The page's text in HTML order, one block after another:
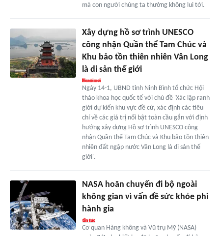
mà con người chúng ta thường không lui tới.
Xây dựng hồ sơ trình UNESCO
công nhận Quần thể Tam Chúc và
Khu bảo tồn thiên nhiên Vân Long
là di sản thế giới
Ngày 14-1, UBND tỉnh Ninh Bình tổ chức Hội
thảo khoa học quốc tế với chủ đề 'Xác lập ranh
giới dự kiến khu vực đề cử, xác định các tiêu
chí về các giá trị nổi bật toàn cầu gắn với định
hướng xây dựng Hồ sơ trình UNESCO công
nhận Quần thể Tam Chúc và Khu bảo tồn thiên
nhiên đất ngập nước Vân Long là di sản thế
giới'.
NASA hoãn chuyến đi bộ ngoài
không gian vì vấn đề sức khỏe phi
hành gia
Cơ quan Hàng không và Vũ trụ Mỹ (NASA)